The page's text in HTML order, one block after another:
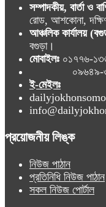
সম্পাদকীয়, বার্তা ও
রোড, আশকোনা,
আঞ্চলিক কার্যালয়
বগুড়া।
মোবাইলঃ ০১৭৭৬-
০৯৬৪৯-
ই-মেইলঃ
প্রয়োজনীয় লিঙ্ক
নিউজ পাঠান
প্রতিনিধি নিউজ পাঠান
সকল নিউজ পোর্টাল